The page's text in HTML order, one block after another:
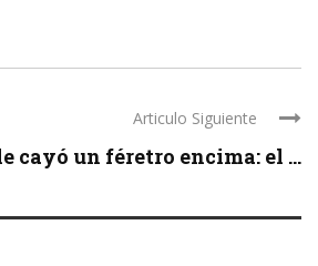
Articulo Siguiente
cayó un féretro encima: el ...